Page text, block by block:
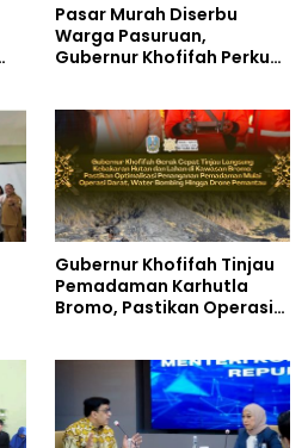
Pasar Murah Diserbu
Warga Pasuruan,
Gubernur Khofifah Perkuat
Gubernur Khofifah Tinjau
Pemadaman Karhutla
Bromo, Pastikan Operasi